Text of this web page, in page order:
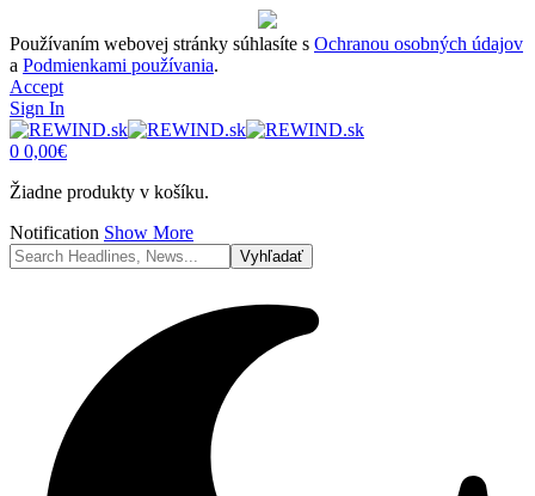
Používaním webovej stránky súhlasíte s Ochranou osobných údajov
a Podmienkami používania.
Accept
Sign In
0 0,00€
Žiadne produkty v košíku.
Notification Show More